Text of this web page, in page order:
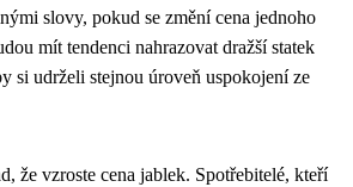
slovy, pokud se změní cena jednoho
mít tendenci nahrazovat dražší statek
si udrželi stejnou úroveň uspokojení ze
že vzroste cena jablek. Spotřebitelé, kteří